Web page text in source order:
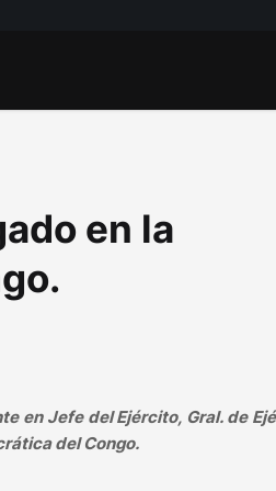
en la
en Jefe del Ejército, Gral. de
del Congo.